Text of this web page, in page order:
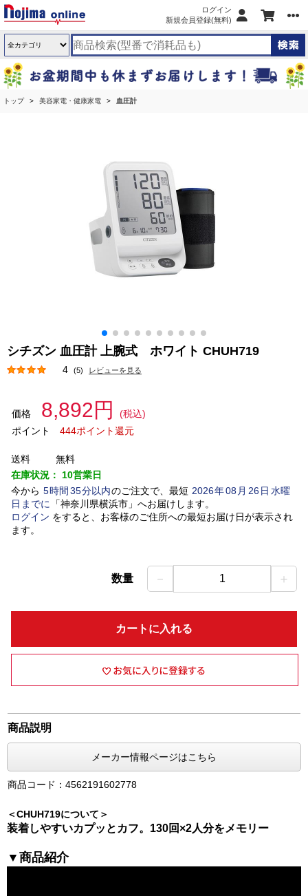
ログイン
新規会員登録(無料)
トップ 美容家電・健康家電 血圧計
シチズン 血圧計 上腕式 ホワイト CHUH719
4 (5) レビューを見る
価格 8,892円
(税込)
ポイント
444ポイント還元
送料
無料
在庫状況： 10営業日
今から 5時間 35分以内のご注文で、最短 2026年08 月 26日水曜
日 までに 「神奈川県横浜市」 へお届けします。
ログイン をすると、お客様のご住所への最短お届け日が表示され
ます。
数量 － 1 ＋
カートに入れる
商品説明
メーカー情報ページはこちら
商品コード：4562191602778
＜CHUH719について＞
装着しやすいカプッとカフ。130回×2人分をメモリー
▼商品紹介